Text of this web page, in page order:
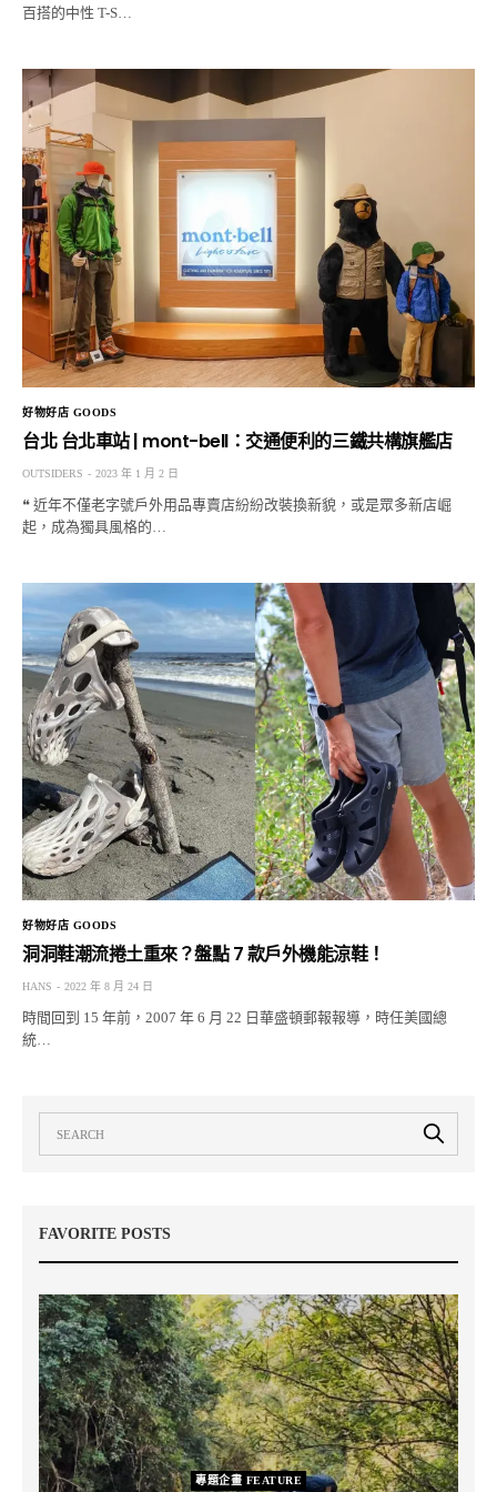
百搭的中性 T-S…
好物好店 GOODS
台北 台北車站 | mont-bell：交通便利的三鐵共構旗艦店
OUTSIDERS 2023 年 1 月 2 日
❝ 近年不僅老字號戶外用品專賣店紛紛改裝換新貌，或是眾多新店崛
起，成為獨具風格的…
好物好店 GOODS
洞洞鞋潮流捲土重來？盤點 7 款戶外機能涼鞋！
HANS 2022 年 8 月 24 日
時間回到 15 年前，2007 年 6 月 22 日華盛頓郵報報導，時任美國總
統…
FAVORITE POSTS
專題企畫 FEATURE